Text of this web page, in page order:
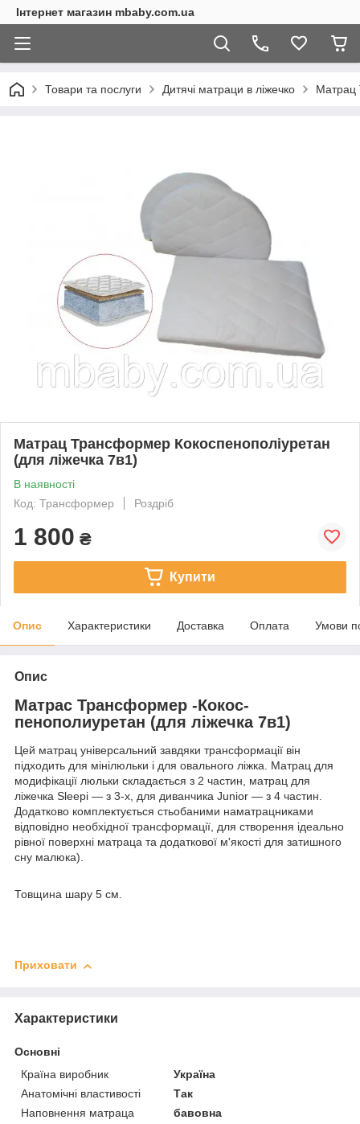
Інтернет магазин mbaby.com.ua
Товари та послуги Дитячі матраци в ліжечко Матрац
Матрац Трансформер Кокоспенополіуретан
(для ліжечка 7в1)
В наявності
Код: Трансформер
Роздріб
1 800 ₴
Купити
Опис Характеристики Доставка Оплата Умови
Опис
Матрас Трансформер -Кокос-
пенополиуретан (для ліжечка 7в1)
Цей матрац універсальний завдяки трансформації він
підходить для мінілюльки і для овального ліжка. Матрац для
модифікації люльки складається з 2 частин, матрац для
ліжечка Sleepi — з 3-х, для диванчика Junior — з 4 частин.
Додатково комплектується стьобаними наматрацниками
відповідно необхідної трансформації, для створення ідеально
рівної поверхні матраца та додаткової м'якості для затишного
сну малюка).
Товщина шару 5 см.
Приховати
Характеристики
Основні
Країна виробник
Україна
Анатомічні властивості
Так
Наповнення матраца
бавовна